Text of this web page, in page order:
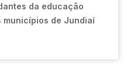
da educação
municípios de Jundiaí